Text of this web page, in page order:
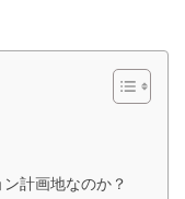
計画地なのか？